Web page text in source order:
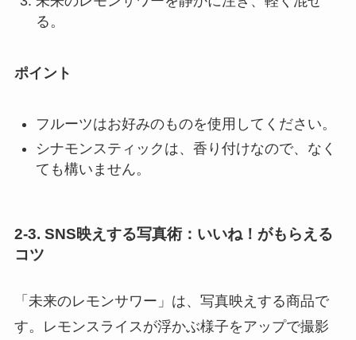
る。
ポイント
フルーツはお好みのものを使用してください。
シナモンスティックは、香り付けなので、なく
ても構いません。
2-3. SNS映えする写真術：いいね！がもらえる
コツ
「未来のレモンサワー」は、写真映えする商品で
す。レモンスライスが浮かぶ様子をアップで撮影